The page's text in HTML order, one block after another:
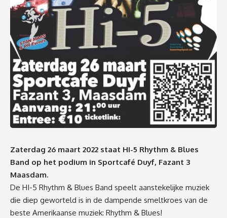
Zaterdag 26 maart 2022 staat HI-5 Rhythm & Blues
Band op het podium in Sportcafé Duyf, Fazant 3
Maasdam.
De HI-5 Rhythm & Blues Band speelt aanstekelijke muziek
die diep geworteld is in de dampende smeltkroes van de
beste Amerikaanse muziek: Rhythm & Blues!